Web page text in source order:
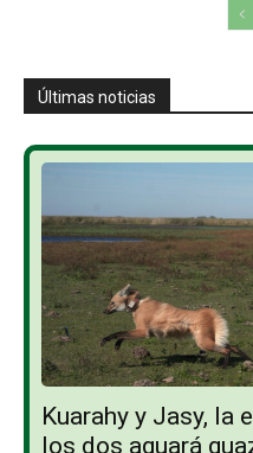
Últimas noticias
Kuarahy y Jasy, la
los dos aguará